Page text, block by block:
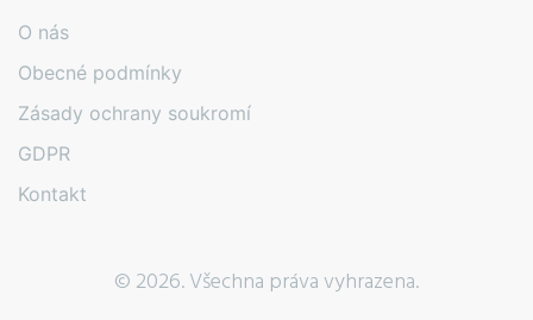
O nás
Obecné podmínky
Zásady ochrany soukromí
GDPR
Kontakt
© 2026. Všechna práva vyhrazena.